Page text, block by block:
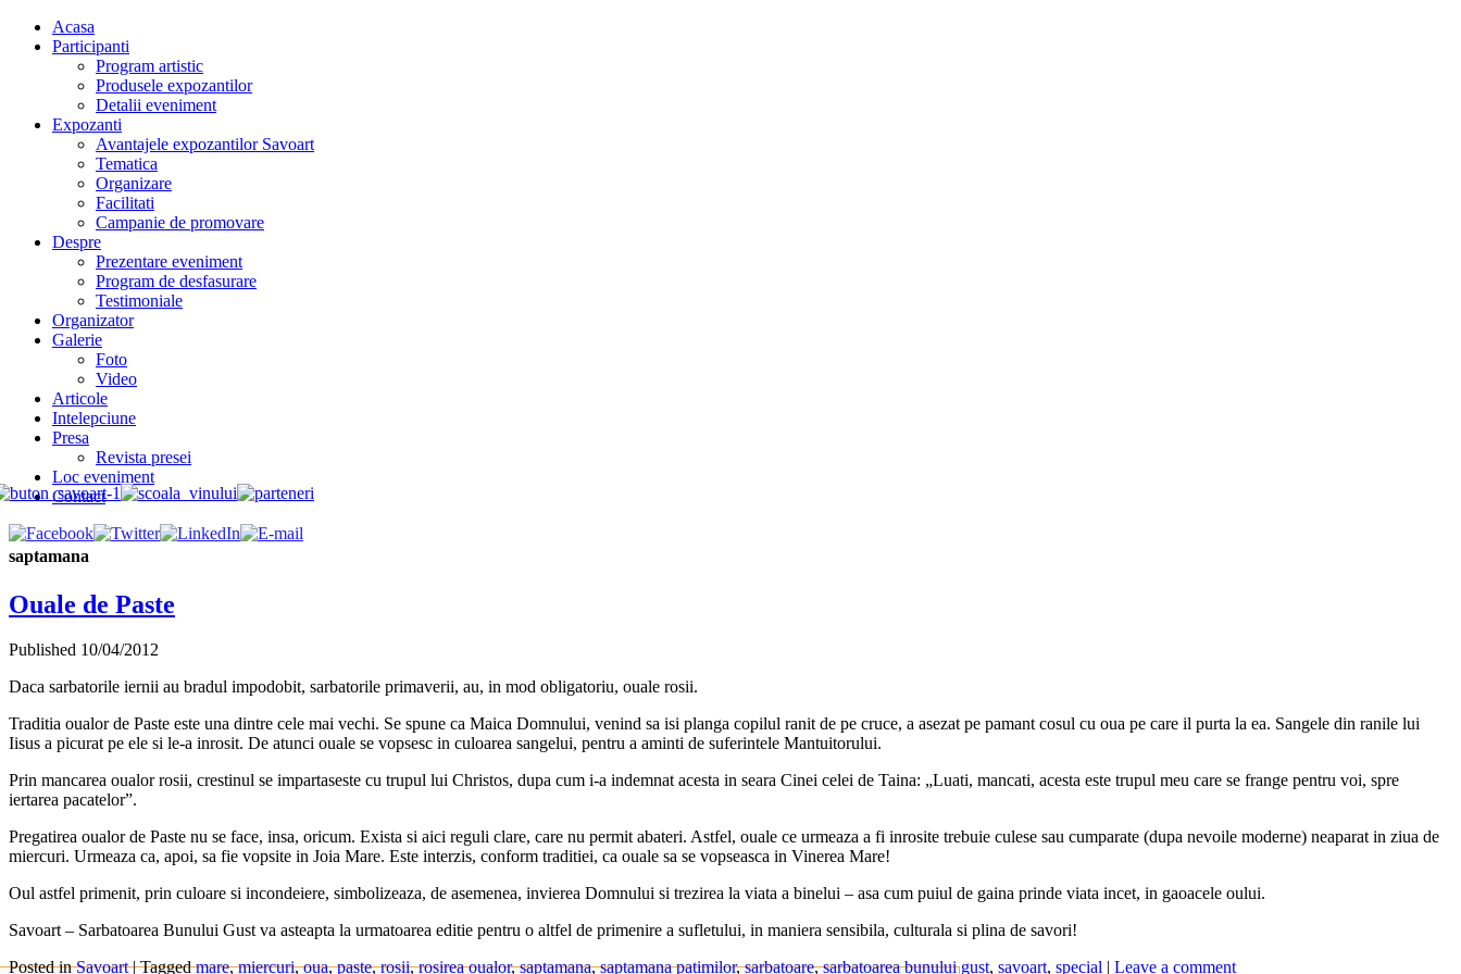
Acasa
Participanti
Program artistic
Produsele expozantilor
Detalii eveniment
Expozanti
Avantajele expozantilor Savoart
Tematica
Organizare
Facilitati
Campanie de promovare
Despre
Prezentare eveniment
Program de desfasurare
Testimoniale
Organizator
Galerie
Foto
Video
Articole
Intelepciune
Presa
Revista presei
Loc eveniment
Contact
saptamana
Ouale de Paste
Published 10/04/2012
Daca sarbatorile iernii au bradul impodobit, sarbatorile primaverii, au, in mod obligatoriu, ouale rosii.
Traditia oualor de Paste este una dintre cele mai vechi. Se spune ca Maica Domnului, venind sa isi planga copilul ranit de pe cruce, a asezat pe pamant cosul cu oua pe care il purta la ea. Sangele din ranile lui
Iisus a picurat pe ele si le-a inrosit. De atunci ouale se vopsesc in culoarea sangelui, pentru a aminti de suferintele Mantuitorului.
Prin mancarea oualor rosii, crestinul se impartaseste cu trupul lui Christos, dupa cum i-a indemnat acesta in seara Cinei celei de Taina: „Luati, mancati, acesta este trupul meu care se frange pentru voi, spre
iertarea pacatelor”.
Pregatirea oualor de Paste nu se face, insa, oricum. Exista si aici reguli clare, care nu permit abateri. Astfel, ouale ce urmeaza a fi inrosite trebuie culese sau cumparate (dupa nevoile moderne) neaparat in ziua de
miercuri. Urmeaza ca, apoi, sa fie vopsite in Joia Mare. Este interzis, conform traditiei, ca ouale sa se vopseasca in Vinerea Mare!
Oul astfel primenit, prin culoare si incondeiere, simbolizeaza, de asemenea, invierea Domnului si trezirea la viata a binelui – asa cum puiul de gaina prinde viata incet, in gaoacele oului.
Savoart – Sarbatoarea Bunului Gust va asteapta la urmatoarea editie pentru o altfel de primenire a sufletului, in maniera sensibila, culturala si plina de savori!
Posted in Savoart|Tagged mare,miercuri,oua,paste,rosii,rosirea oualor,saptamana,saptamana patimilor,sarbatoare,sarbatoarea bunului gust, savoart, special | Leave a comment